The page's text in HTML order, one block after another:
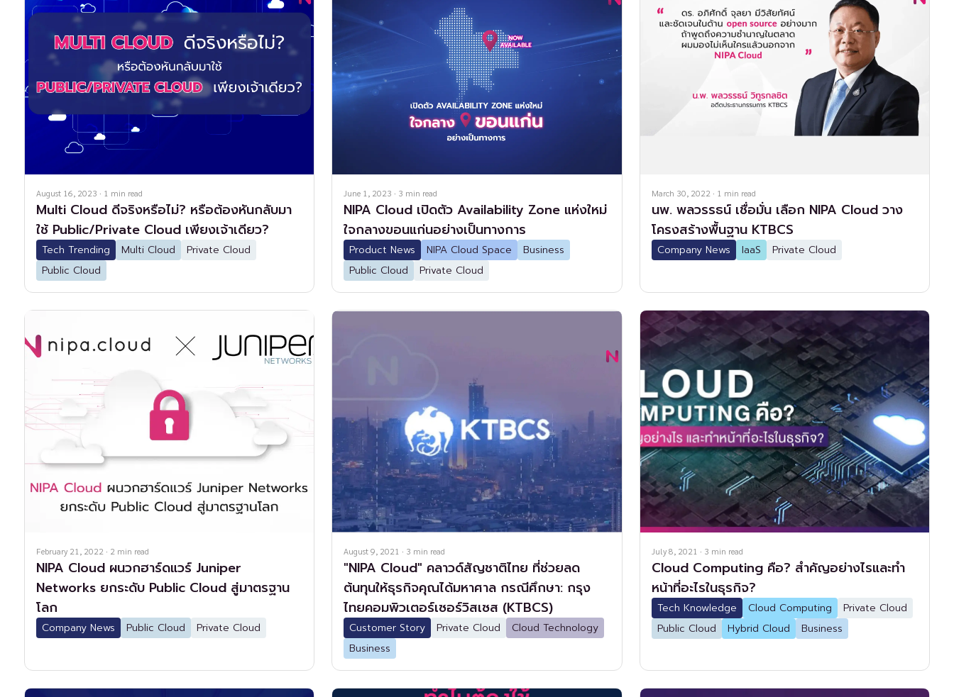
August 16, 2023 · 1 min read
Multi Cloud ดีจริงหรือไม่? หรือต้องหันกลับมา
ใช้ Public/Private Cloud เพียงเจ้าเดียว?
Tech Trending Multi Cloud
Private Cloud
Public Cloud
June 1, 2023 · 3 min read
NIPA Cloud เปิดตัว Availability Zone แห่งใหม่
ใจกลางขอนแก่นอย่างเป็นทางการ
Product News NIPA Cloud Space
Business
Public Cloud
Private Cloud
March 30, 2022 · 1 min read
นพ. พลวรรธน์ เชื่อมั่น เลือก NIPA Cloud วาง
โครงสร้างพื้นฐาน KTBCS
Company News IaaS Private Cloud
February 21, 2022 · 2 min read
NIPA Cloud ผนวกฮาร์ดแวร์ Juniper
Networks ยกระดับ Public Cloud สู่มาตรฐาน
โลก
Company News Public Cloud Private Cloud
August 9, 2021 · 3 min read
"NIPA Cloud" คลาวด์สัญชาติไทย ที่ช่วยลด
ต้นทุนให้ธุรกิจคุณได้มหาศาล กรณีศึกษา: กรุง
ไทยคอมพิวเตอร์เซอร์วิสเซส (KTBCS)
Customer Story Private Cloud
Cloud Technology
Business
July 8, 2021 · 3 min read
Cloud Computing คือ? สำคัญอย่างไรและทำ
หน้าที่อะไรในธุรกิจ?
Tech Knowledge Cloud Computing
Private Cloud
Public Cloud
Hybrid Cloud Business